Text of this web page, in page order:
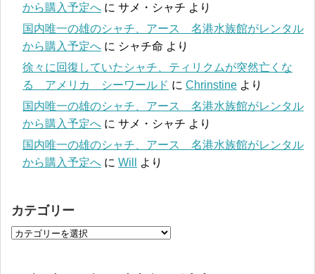
から購入予定へ に サメ・シャチ より
国内唯一の雄のシャチ、アース 名港水族館がレンタル
から購入予定へ に シャチ命 より
徐々に回復していたシャチ、ティリクムが突然亡くな
る アメリカ シーワールド に Chrinstine より
国内唯一の雄のシャチ、アース 名港水族館がレンタル
から購入予定へ に サメ・シャチ より
国内唯一の雄のシャチ、アース 名港水族館がレンタル
から購入予定へ に Will より
カテゴリー